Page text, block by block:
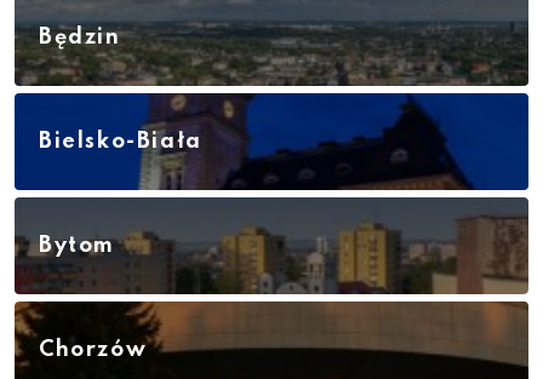
Będzin
Bielsko-Biała
Bytom
Chorzów